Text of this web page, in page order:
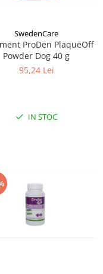
SwedenCare
ProDen PlaqueOff
Powder Dog 40 g
95,24 Lei
IN STOC